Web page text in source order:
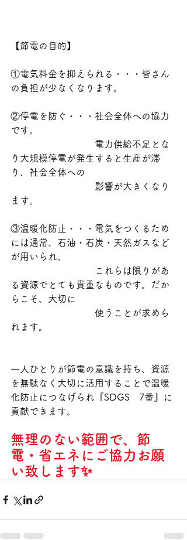
【節電の目的】
①電気料金を抑えられる・・・皆さん
の負担が少なくなります。
②停電を防ぐ・・・社会全体への協力
です。
電力供給不足とな
り大規模停電が発生すると生産が滞
り、社会全体への
影響が大きくなり
ます。
③温暖化防止・・・電気をつくるため
には通常、石油・石炭・天然ガスなど
が用いられ、
これらは限りがあ
る資源でとても貴重なものです。だか
らこそ、大切に
使うことが求めら
れます。
一人ひとりが節電の意識を持ち、資源
を無駄なく大切に活用することで温暖
化防止につなげられ『SDGS　7番』に
貢献できます。
無理のない範囲で、節
電・省エネにご協力お願
い致します✨